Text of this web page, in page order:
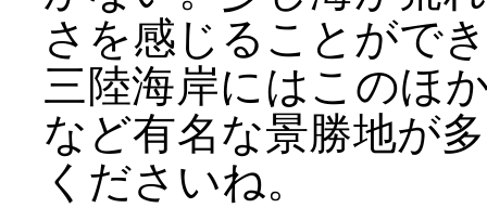
さを感じることがで
三陸海岸にはこのほ
など有名な景勝地が
くださいね。